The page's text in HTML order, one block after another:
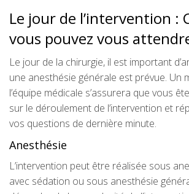
Le jour de l’intervention :
vous pouvez vous
Le jour de la chirurgie, il est important
une anesthésie générale est prévue. Un
l’équipe médicale s’assurera que vous
sur le déroulement de l’intervention et
vos questions de dernière minute.
Anesthésie
L’intervention peut être réalisée sous
avec sédation ou sous anesthésie